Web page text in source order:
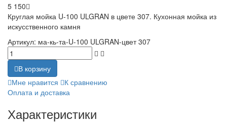
5 150
Круглая мойка U-100 ULGRAN в цвете 307. Кухонная мойка из
искусственного камня
Артикул: ма-кь-та-U-100 ULGRAN-цвет 307
В корзину
Мне нравится
К сравнению
Оплата и доставка
Характеристики